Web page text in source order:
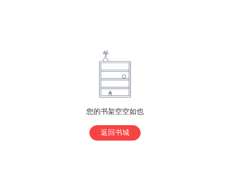
您的书架空空如也
返回书城